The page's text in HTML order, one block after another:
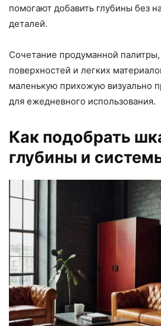
помогают добавить глубины без
деталей.
Сочетание продуманной
поверхностей и легких
маленькую прихожую визуально
для ежедневного использования.
Как подобрать
глубины и